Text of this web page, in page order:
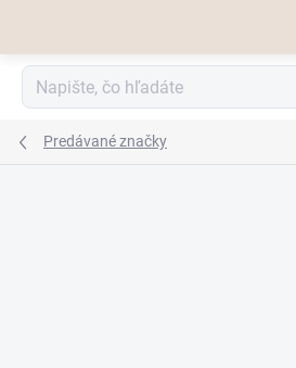
Predávané značky